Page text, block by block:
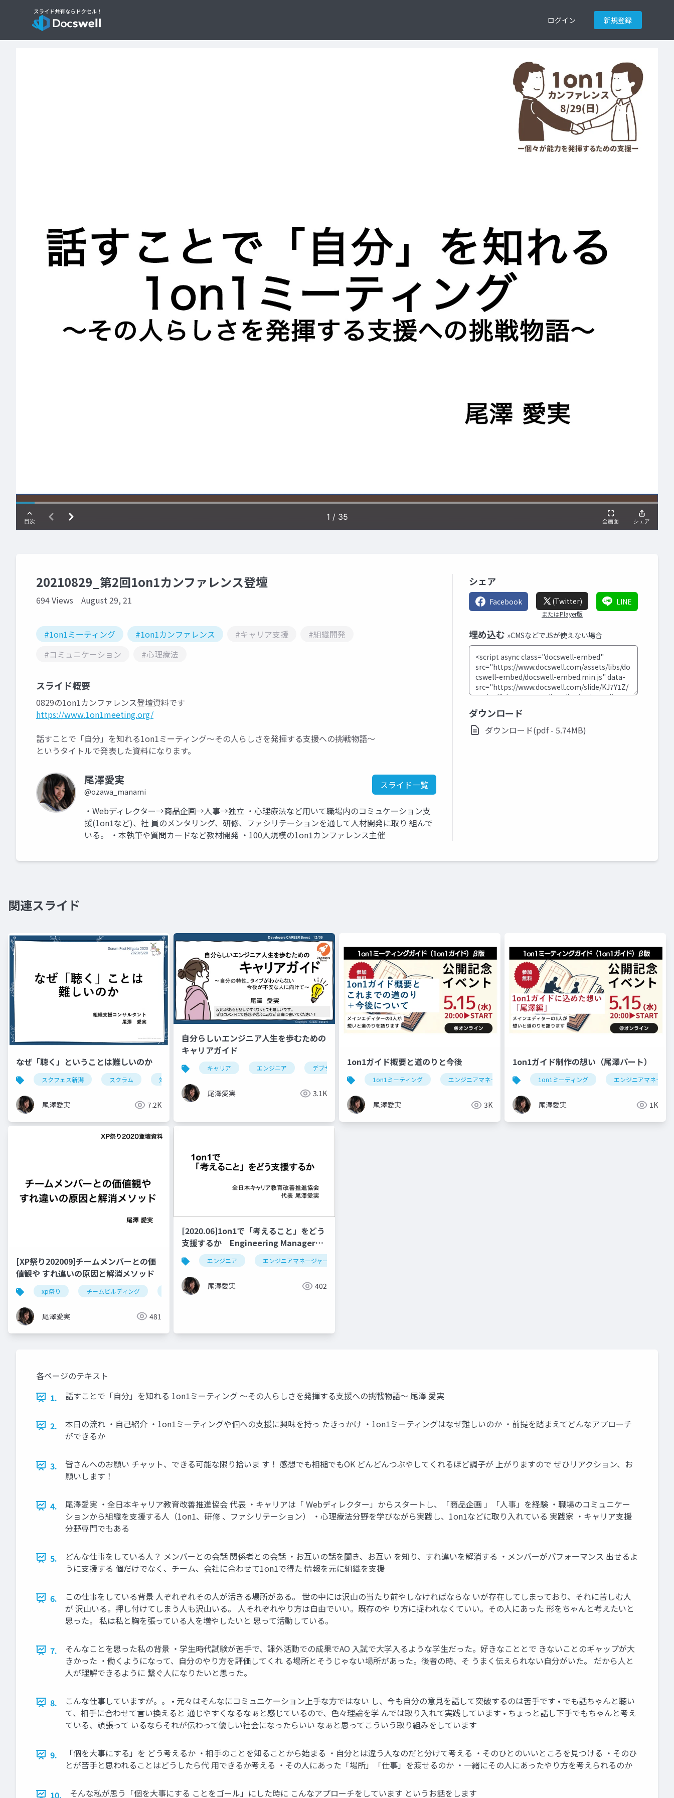
ログイン 新規登録
20210829_第2回1on1カンファレンス登壇
694 Views August 29, 21
#1on1ミーティング #1on1カンファレンス #キャリア支援
#組織開発
#コミュニケーション
#心理療法
スライド概要
0829の1on1カンファレンス登壇資料です
https://www.1on1meeting.org/
話すことで「自分」を知れる1on1ミーティング～その人らしさを発揮する支援への挑戦物語～
というタイトルで発表した資料になります。
尾澤愛実
@ozawa_manami
スライド一覧
・Webディレクター→商品企画→人事→独立 ・心理療法など用いて職場内のコミュケーション支
援(1on1など)、社 員のメンタリング、研修、ファシリテーションを通して人材開発に取り 組んで
いる。 ・本執筆や質問カードなど教材開発 ・100人規模の1on1カンファレンス主催
シェア
Facebook (Twitter)
またはPlayer版
LINE
埋め込む »CMSなどでJSが使えない場合
ダウンロード
ダウンロード(pdf - 5.74MB)
関連スライド
なぜ「聴く」ということは難しいのか
スクフェス新潟 スクラム 対話
尾澤愛実 7.2K
自分らしいエンジニア人生を歩むための
キャリアガイド
キャリア エンジニア デブサミ
尾澤愛実 3.1K
1on1ガイド概要と道のりと今後
1on1ミーティング エンジニアマネージャー マネージャー 対話
尾澤愛実 3K
1on1ガイド制作の想い（尾澤パート）
1on1ミーティング エンジニアマネージ
尾澤愛実 1K
[XP祭り202009]チームメンバーとの価
値観や すれ違いの原因と解消メソッド
xp祭り チームビルディング チームワーク コミュニケーション 価値観
尾澤愛実 481
[2020.06]1on1で「考えること」をどう
支援するか Engineering Manager
Meetup #8
エンジニア エンジニアマネージャー
尾澤愛実 402
各ページのテキスト
1.
話すことで「自分」を知れる 1on1ミーティング 〜その人らしさを発揮する支援への挑戦物語〜 尾澤 愛実
2.
本日の流れ ・自己紹介 ・1on1ミーティングや個への支援に興味を持っ たきっかけ ・1on1ミーティングはなぜ難しいのか ・前提を踏まえてどんなアプローチ
ができるか
3.
皆さんへのお願い チャット、できる可能な限り拾いま す！ 感想でも相槌でもOK どんどんつぶやしてくれるほど調子が 上がりますので ぜひリアクション、お
願いします！
4.
尾澤愛実 ・全日本キャリア教育改善推進協会 代表 ・キャリアは「 Webディレクター」からスタートし、「商品企画 」「人事」を経験 ・職場のコミュニケー
ションから組織を支援する人（1on1、研修 、ファシリテーション） ・心理療法分野を学びながら実践し、1on1などに取り入れている 実践家 ・キャリア支援
分野専門でもある
5.
どんな仕事をしている人？ メンバーとの会話 関係者との会話 ・お互いの話を聞き、お互い を知り、すれ違いを解消する ・メンバーがパフォーマンス 出せるよ
うに⽀援する 個だけでなく、チーム、会社に合わせて1on1で得た 情報を元に組織を⽀援
6.
この仕事をしている背景 人ぞれぞれその人が活きる場所がある。 世の中には沢山の当たり前やしなければならな いが存在してしまっており、それに苦しむ人
が 沢山いる。押し付けてしまう人も沢山いる。 人それぞれやり方は自由でいい。既存のや り方に捉われなくていい。その人にあった 形をちゃんと考えたいと
思った。 私は私と胸を張っている人を増やしたいと 思って活動している。
7.
そんなことを思った私の背景 ・学生時代試験が苦手で、課外活動での成果でAO 入試で大学入るような学生だった。好きなこととで きないことのギャップが大
きかった ・働くようになって、自分のやり方を評価してくれ る場所とそうじゃない場所があった。後者の時、そ うまく伝えられない自分がいた。 だから人と
人が理解できるように 繋ぐ人になりたいと思った。
8.
こんな仕事していますが。。 • 元々はそんなにコミュニケーション上手な方ではない し、今も自分の意見を話して突破するのは苦手です • でも話ちゃんと聴い
て、相手に合わせて言い換えると 通じやすくなるなぁと感じているので、色々理論を学 んでは取り入れて実践しています • ちょっと話し下手でもちゃんと考え
ている、頑張って いるならそれが伝わって優しい社会になったらいい なぁと思ってこういう取り組みをしています
9.
「個を大事にする」を どう考えるか ・相手のことを知ることから始まる ・自分とは違う人なのだと分けて考える ・そのひとのいいところを見つける ・そのひ
とが苦手と思われることはどうしたら代 用できるか考える ・その人にあった「場所」「仕事」を渡せるのか ・一緒にその人にあったやり方を考えられるのか
10. そんな私が思う「個を大事にする ことをゴール」にした時に こんなアプローチをしています というお話をします